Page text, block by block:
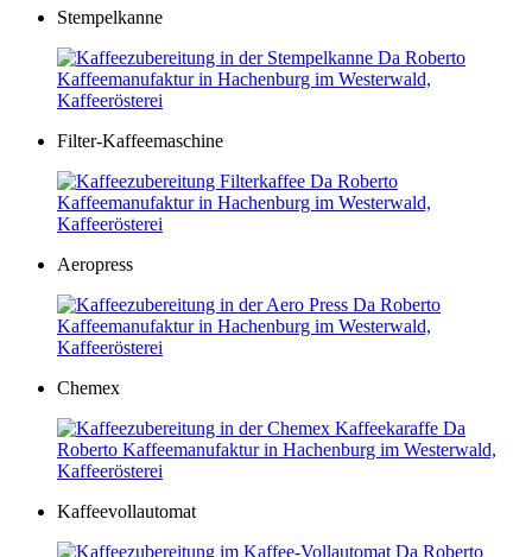
Stempelkanne
Filter-Kaffeemaschine
Aeropress
Chemex
Kaffeevollautomat